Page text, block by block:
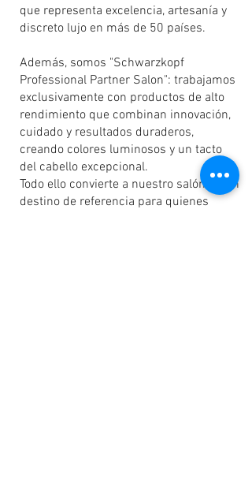
que representa excelencia, artesanía y
discreto lujo en más de 50 países.
Además, somos "Schwarzkopf
Professional Partner Salon": trabajamos
exclusivamente con productos de alto
rendimiento que combinan innovación,
cuidado y resultados duraderos,
creando colores luminosos y un tacto
del cabello excepcional.
Todo ello convierte a nuestro salón en un
destino de referencia para quienes